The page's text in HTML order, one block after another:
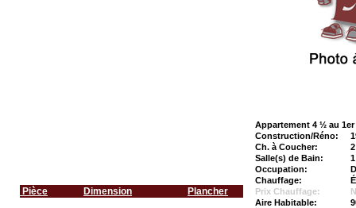
Pièce Dimension Plancher
Appartement 4 ½ au 1er
Construction/Réno:
Ch. à Coucher:
2
Salle(s) de Bain:
1
Occupation:
Chauffage:
Prix Chauffage:
Aire Habitable: